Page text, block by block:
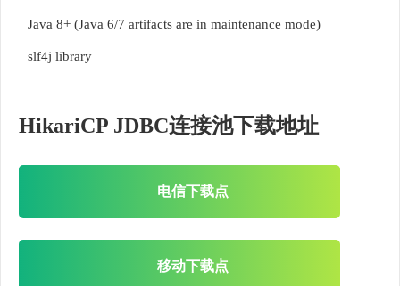
Java 8+ (Java 6/7 artifacts are in maintenance mode)
slf4j library
HikariCP JDBC连接池下载地址
电信下载点
移动下载点